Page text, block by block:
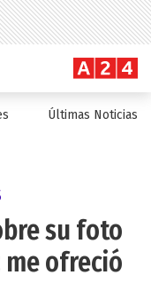
Últimas Noticias
su foto
me ofreció